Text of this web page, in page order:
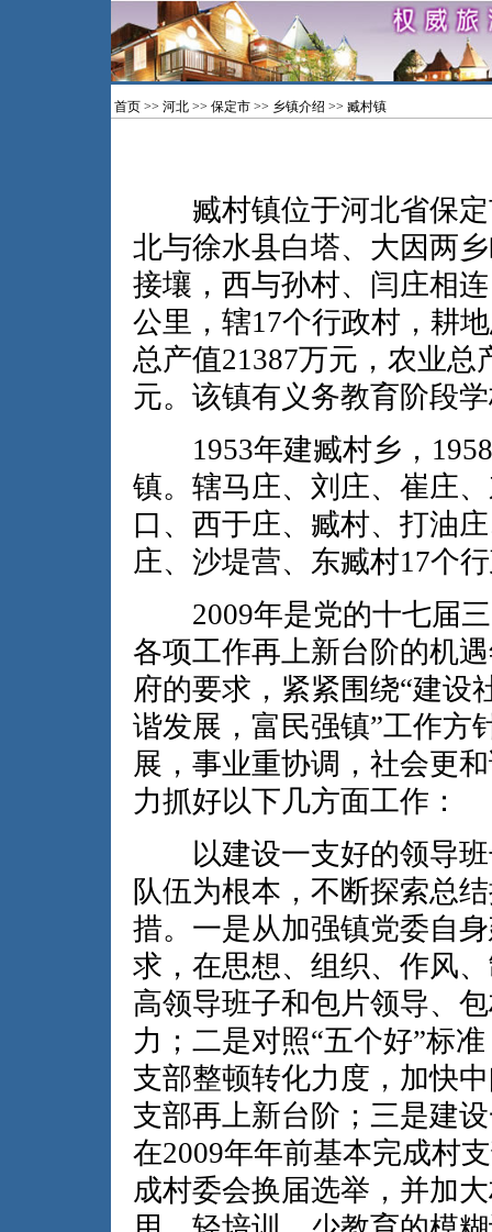
首页 >> 河北 >> 保定市 >> 乡镇介绍 >> 臧村镇
臧村镇位于河北省保定
北与徐水县白塔、大因两
接壤，西与孙村、闫庄相
公里，辖17个行政村，耕
总产值21387万元，农业总
元。该镇有义务教育阶段
1953年建臧村乡，1958
镇。辖马庄、刘庄、崔庄
口、西于庄、臧村、打油
庄、沙堤营、东臧村17个
2009年是党的十七届三
各项工作再上新台阶的机
府的要求，紧紧围绕“建设
谐发展，富民强镇”工作方
展，事业重协调，社会更
力抓好以下几方面工作：
以建设一支好的领导班
队伍为根本，不断探索总
措。一是从加强镇党委自
求，在思想、组织、作风
高领导班子和包片领导、
力；二是对照“五个好”标
支部整顿转化力度，加快
支部再上新台阶；三是建
在2009年年前基本完成村
成村委会换届选举，并加